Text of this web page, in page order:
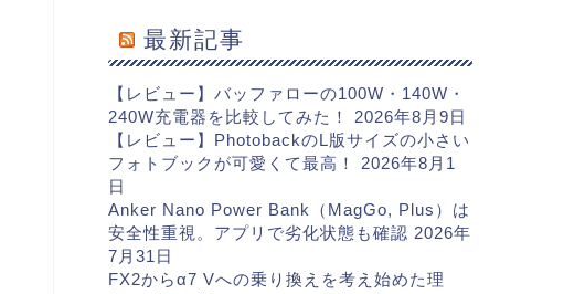
最新記事
【レビュー】バッファローの100W・140W・
240W充電器を比較してみた！
2026年8月9日
【レビュー】PhotobackのL版サイズの小さい
フォトブックが可愛くて最高！
2026年8月1
日
Anker Nano Power Bank（MagGo, Plus）は
安全性重視。アプリで劣化状態も確認 2026年
7月31日
FX2からα7 Vへの乗り換えを考え始めた理